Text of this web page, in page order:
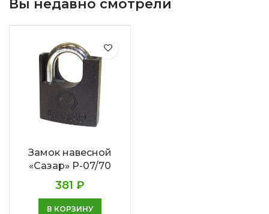
Вы недавно смотрели
Замок навесной
«Сазар» Р-07/70
381 ₽
В КОРЗИНУ